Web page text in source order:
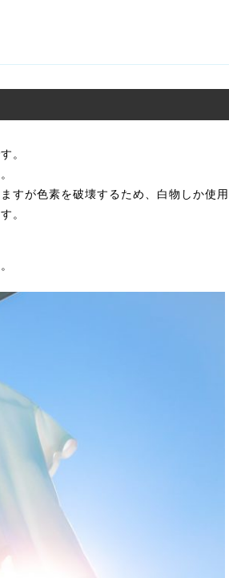
。
すが色素を破壊するため、白物しか使用
。